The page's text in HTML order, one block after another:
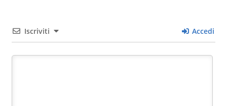
Iscriviti Accedi